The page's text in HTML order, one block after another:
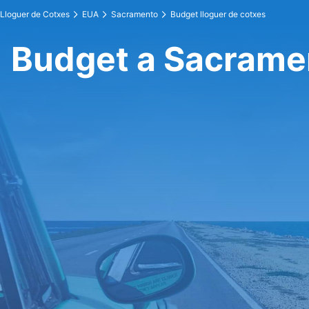
Lloguer de Cotxes EUA Sacramento Budget lloguer de cotxes
Budget a